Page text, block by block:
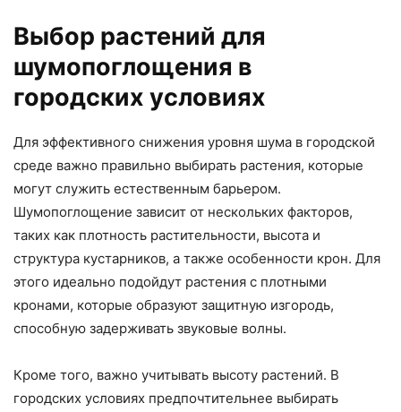
Выбор растений для
шумопоглощения в
городских условиях
Для эффективного снижения уровня шума в городской
среде важно правильно выбирать растения, которые
могут служить естественным барьером.
Шумопоглощение зависит от нескольких факторов,
таких как плотность растительности, высота и
структура кустарников, а также особенности крон. Для
этого идеально подойдут растения с плотными
кронами, которые образуют защитную изгородь,
способную задерживать звуковые волны.
Кроме того, важно учитывать высоту растений. В
городских условиях предпочтительнее выбирать